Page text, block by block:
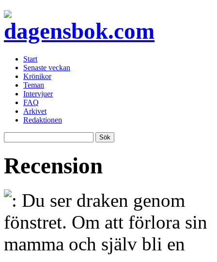
Start
Senaste veckan
Krönikor
Teman
Intervjuer
FAQ
Arkivet
Redaktionen
Recension